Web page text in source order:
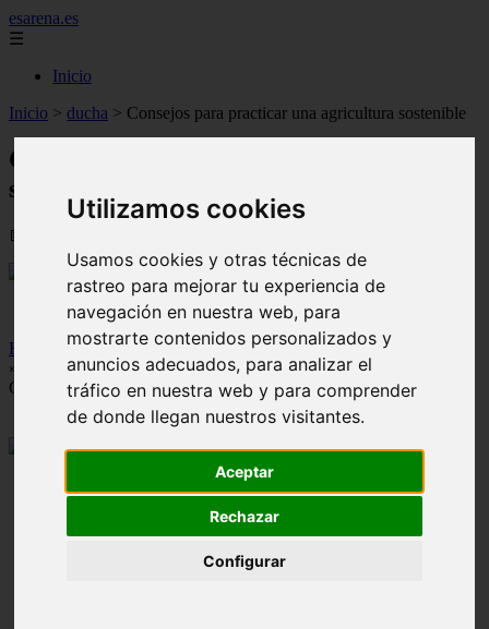
Utilizamos cookies
Usamos cookies y otras técnicas de
rastreo para mejorar tu experiencia de
navegación en nuestra web, para
mostrarte contenidos personalizados y
anuncios adecuados, para analizar el
tráfico en nuestra web y para comprender
de donde llegan nuestros visitantes.
Aceptar
Rechazar
Configurar
esarena.es
☰
Inicio
Inicio > ducha > Consejos para practicar una agricultura sostenible
Consejos para practicar una agricultura
sostenible
📅 31/07/2025
Home
»
Consejos para practicar una agricultura sostenible